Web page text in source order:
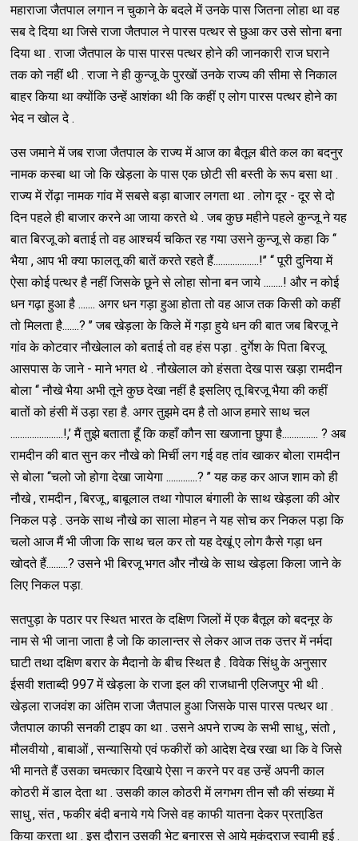
महाराजा जैतपाल लगान न चुकाने के बदले में उनके पास जितना लोहा था वह
सब दे दिया था जिसे राजा जैतपाल ने पारस पत्थर से छुआ कर उसे सोना बना
दिया था . राजा जैतपाल के पास पारस पत्थर होने की जानकारी राज घराने
तक को नहीं थी . राजा ने ही कुन्जू के पुरखों उनके राज्य की सीमा से निकाल
बाहर किया था क्योंकि उन्हें आशंका थी कि कहीं ए लोग पारस पत्थर होने का
भेद न खोल दे .
उस जमाने में जब राजा जैतपाल के राज्य में आज का बैतूल बीते कल का बदनुर
नामक कस्बा था जो कि खेड़ला के पास एक छोटी सी बस्ती के रूप बसा था .
राज्य में रोंढ़ा नामक गांव में सबसे बड़ा बाजार लगता था . लोग दूर - दूर से दो
दिन पहले ही बाजार करने आ जाया करते थे . जब कुछ महीने पहले कुन्जू ने यह
बात बिरजू को बताई तो वह आश्चर्य चकित रह गया उसने कुन्जू से कहा कि ‘‘
भैया , आप भी क्या फालतू की बातें करते रहते हैं...................!’’ ‘‘ पूरी दुनिया में
ऐसा कोई पत्थर है नहीं जिसके छूने से लोहा सोना बन जाये ........! और न कोई
धन गढ़ा हुआ है ....... अगर धन गड़ा हुआ होता तो वह आज तक किसी को कहीं
तो मिलता है.......? ’’ जब खेड़ला के किले में गड़ा हुये धन की बात जब बिरजू ने
गांव के कोटवार नौखेलाल को बताई तो वह हंस पड़ा . दुर्गेश के पिता बिरजू
आसपास के जाने - माने भगत थे . नौखेलाल को हंसता देख पास खड़ा रामदीन
बोला ‘‘ नौखे भैया अभी तूने कुछ देखा नहीं है इसलिए तू बिरजू भैया की कहीं
बातों को हंसी में उड़ा रहा है. अगर तुझमे दम है तो आज हमारे साथ चल
......................!,’ मैं तुझे बताता हूँ कि कहाँ कौन सा खजाना छुपा है............... ? अब
रामदीन की बात सुन कर नौखे को मिर्ची लग गई वह तांव खाकर बोला रामदीन
से बोला ‘‘चलो जो होगा देखा जायेगा .............? ’’ यह कह कर आज शाम को ही
नौखे , रामदीन , बिरजू , बाबूलाल तथा गोपाल बंगाली के साथ खेड़ला की ओर
निकल पड़े . उनके साथ नौखे का साला मोहन ने यह सोच कर निकल पड़ा कि
चलो आज मैं भी जीजा कि साथ चल कर तो यह देखूं ए लोग कैसे गड़ा धन
खोदते हैं.........? उसने भी बिरजू भगत और नौखे के साथ खेड़ला किला जाने के
लिए निकल पड़ा.
सतपुड़ा के पठार पर स्थित भारत के दक्षिण जिलों में एक बैतूल को बदनूर के
नाम से भी जाना जाता है जो कि कालान्तर से लेकर आज तक उत्तर में नर्मदा
घाटी तथा दक्षिण बरार के मैदानो के बीच स्थित है . विवेक सिंधु के अनुसार
ईसवी शताब्दी 997 में खेड़ला के राजा इल की राजधानी एलिजपुर भी थी .
खेड़ला राजवंश का अंतिम राजा जैतपाल हुआ जिसके पास पारस पत्थर था .
जैतपाल काफी सनकी टाइप का था . उसने अपने राज्य के सभी साधु , संतो ,
मौलवीयो , बाबाओं , सन्यासियो एवं फकीरों को आदेश देख रखा था कि वे जिसे
भी मानते हैं उसका चमत्कार दिखाये ऐसा न करने पर वह उन्हें अपनी काल
कोठरी में डाल देता था . उसकी काल कोठरी में लगभग तीन सौ की संख्या में
साधु , संत , फकीर बंदी बनाये गये जिसे वह काफी यातना देकर प्रताडि़त
किया करता था . इस दौरान उसकी भेट बनारस से आये मुकंदराज स्वामी हुई .